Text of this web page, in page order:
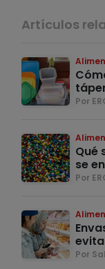
Artículos
Por
Qué
se
Por
Por